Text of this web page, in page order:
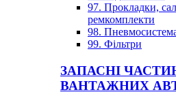
97. Прокладки,
ремкомплекти
98.
99. Фільтри
ЗАПАСНІ
ВАНТАЖНИХ